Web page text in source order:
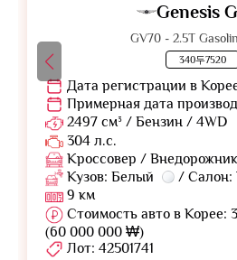
Genesis
GV70 - 2.5T
340두7520
Дата регистрации в
Примерная дата
2497 см³ / Бензин / 4WD
304 л.с.
Кроссовер / Внедорожник
Кузов: Белый
/ Салон:
9 км
Стоимость авто в Корее:
(60 000 000 ₩)
Лот: 42501741